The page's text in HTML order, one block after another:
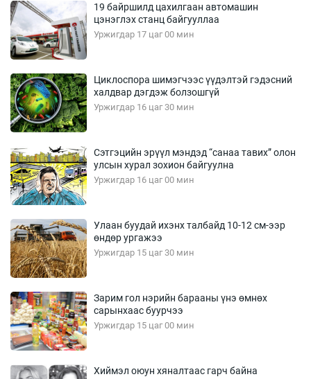
19 байршилд цахилгаан автомашин
цэнэглэх станц байгууллаа
Уржигдар 17 цаг 00 мин
Циклоспора шимэгчээс үүдэлтэй гэдэсний
халдвар дэгдэж болзошгүй
Уржигдар 16 цаг 30 мин
Сэтгэцийн эрүүл мэндэд “санаа тавих” олон
улсын хурал зохион байгуулна
Уржигдар 16 цаг 00 мин
Улаан буудай ихэнх талбайд 10-12 см-ээр
өндөр ургажээ
Уржигдар 15 цаг 30 мин
Зарим гол нэрийн барааны үнэ өмнөх
сарынхаас буурчээ
Уржигдар 15 цаг 00 мин
Хиймэл оюун хяналтаас гарч байна